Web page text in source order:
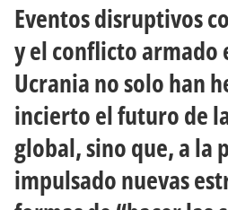
e
s
t
a
ñ
a
n
u
e
v
a
e
s
t
a
ñ
a
n
u
e
v
a
Eventos disruptivos
y el conflicto armado
Ucrania no solo han
incierto el futuro de
global, sino que, a la
impulsado nuevas